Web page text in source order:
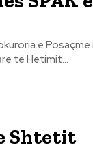
e
të Hetimit...
Shtetit